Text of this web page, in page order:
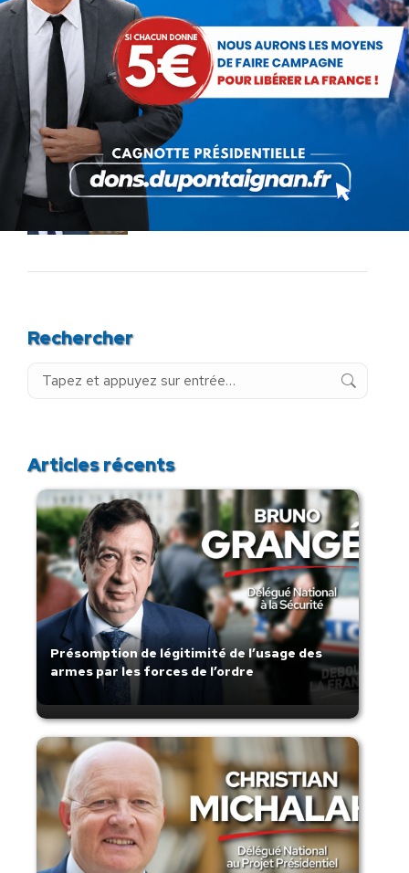
Bac de français : quand la
liberté pédagogique devient
abandon culturel
18 juillet 2026
La France au seuil d’un
engrenage stratégique ?
15 juillet 2026
Rechercher
Recherche
Articles récents
Présomption de légitimité de l’usage des
armes par les forces de l’ordre